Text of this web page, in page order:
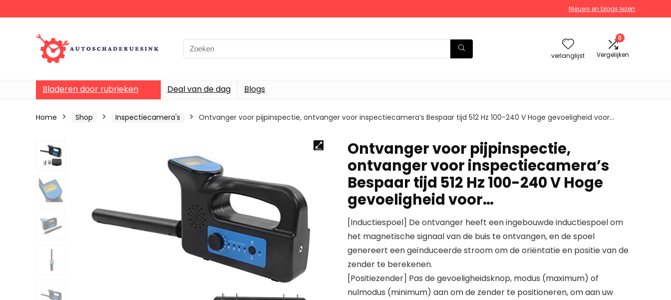
Nieuws en blogs lezen
verlanglijst
0
Vergelijken
Bladeren door rubrieken Deal van de dag Blogs
Home Shop Inspectiecamera's Ontvanger voor pijpinspectie, ontvanger voor inspectiecamera’s Bespaar tijd 512 Hz 100-240 V Hoge gevoeligheid voor…
Ontvanger voor pijpinspectie,
ontvanger voor inspectiecamera’s
Bespaar tijd 512 Hz 100-240 V Hoge
gevoeligheid voor…
[Inductiespoel] De ontvanger heeft een ingebouwde inductiespoel om
het magnetische signaal van de buis te ontvangen, en de spoel
genereert een geïnduceerde stroom om de oriëntatie en positie van de
zender te berekenen.
[Positiezender] Pas de gevoeligheidsknop, modus (maximum) of
nulmodus (minimum) aan om de zender te positioneren, om aan uw